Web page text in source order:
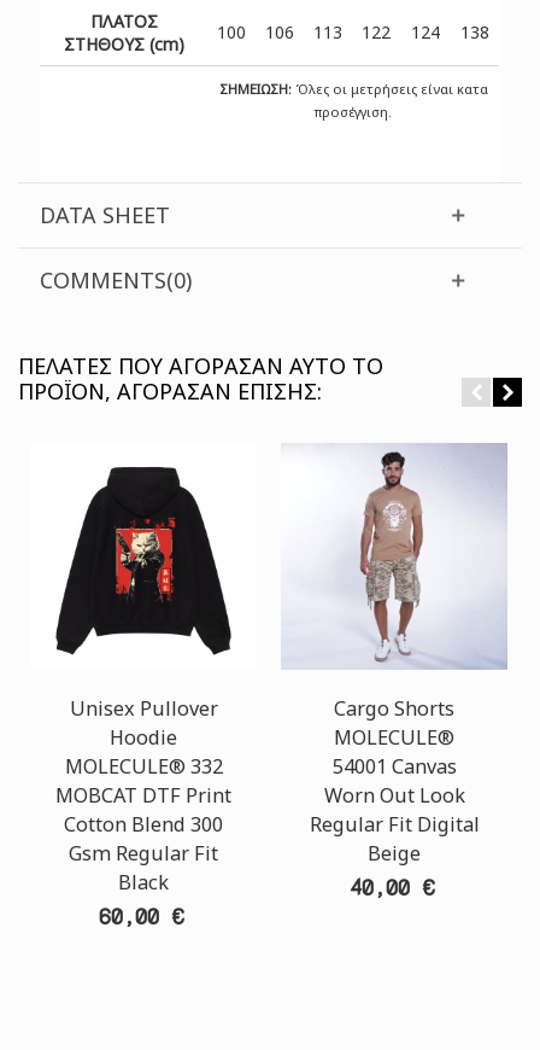
ΣΗΜΕΙΩΣΗ:Όλες οι μετρήσεις είναι κατα
προσέγγιση.
ΠΛΑΤΟΣ
ΣΤΗΘΟΥΣ (cm)
100 106 113 122 124 138
DATA SHEET
COMMENTS(0)
ΠΕΛΆΤΕΣ ΠΟΥ ΑΓΌΡΑΣΑΝ ΑΥΤΌ ΤΟ
ΠΡΟΪΌΝ, ΑΓΌΡΑΣΑΝ ΕΠΊΣΗΣ:
Unisex Pullover
Hoodie
MOLECULE® 332
MOBCAT DTF Print
Cotton Blend 300
Gsm Regular Fit
Black
60,00 €
Cargo Shorts
MOLECULE®
54001 Canvas
Worn Out Look
Regular Fit Digital
Beige
40,00 €